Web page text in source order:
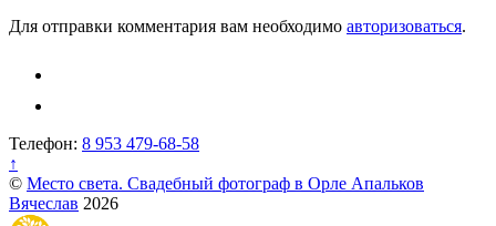
Для отправки комментария вам необходимо авторизоваться.
Телефон: 8 953 479-68-58
↑
© Место света. Свадебный фотограф в Орле Апальков
Вячеслав 2026